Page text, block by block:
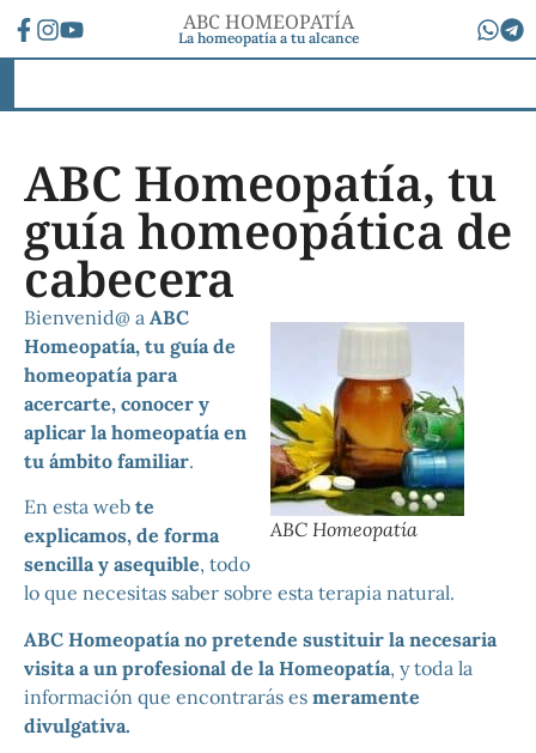
ABC HOMEOPATÍA
La homeopatía a tu alcance
ABC Homeopatía, tu
guía homeopática de
cabecera
ABC Homeopatía
Bienvenid@ a ABC
Homeopatía, tu guía de
homeopatía para
acercarte, conocer y
aplicar la homeopatía en
tu ámbito familiar.
En esta web te
explicamos, de forma
sencilla y asequible, todo
lo que necesitas saber sobre esta terapia natural.
ABC Homeopatía no pretende sustituir la necesaria
visita a un profesional de la Homeopatía, y toda la
información que encontrarás es meramente
divulgativa.